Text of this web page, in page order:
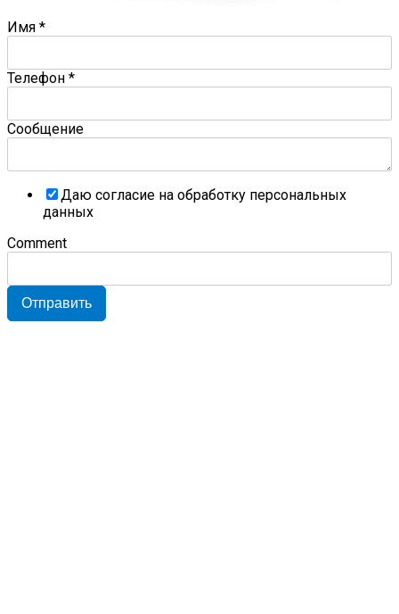
Имя *
Телефон *
Сообщение
Даю согласие на обработку персональных
данных
Comment
Отправить